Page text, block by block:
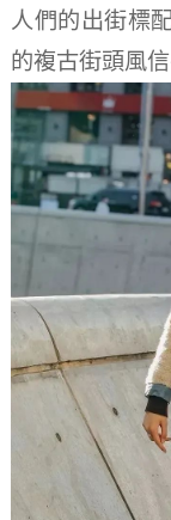
人們的出街標
的複古街頭風